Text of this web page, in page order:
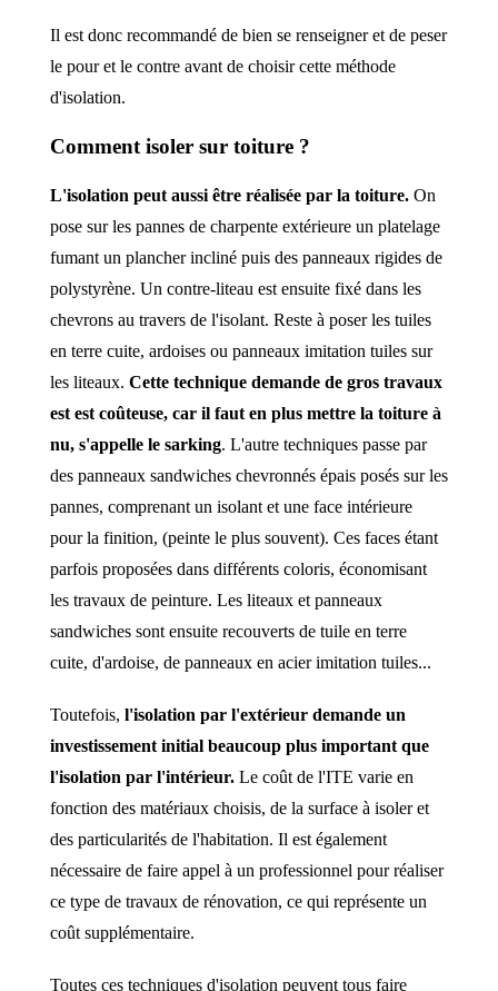
Il est donc recommandé de bien se renseigner et de peser
le pour et le contre avant de choisir cette méthode
d'isolation.
Comment isoler sur toiture ?
L'isolation peut aussi être réalisée par la toiture. On
pose sur les pannes de charpente extérieure un platelage
fumant un plancher incliné puis des panneaux rigides de
polystyrène. Un contre-liteau est ensuite fixé dans les
chevrons au travers de l'isolant. Reste à poser les tuiles
en terre cuite, ardoises ou panneaux imitation tuiles sur
les liteaux. Cette technique demande de gros travaux
est est coûteuse, car il faut en plus mettre la toiture à
nu, s'appelle le sarking. L'autre techniques passe par
des panneaux sandwiches chevronnés épais posés sur les
pannes, comprenant un isolant et une face intérieure
pour la finition, (peinte le plus souvent). Ces faces étant
parfois proposées dans différents coloris, économisant
les travaux de peinture. Les liteaux et panneaux
sandwiches sont ensuite recouverts de tuile en terre
cuite, d'ardoise, de panneaux en acier imitation tuiles...
Toutefois, l'isolation par l'extérieur demande un
investissement initial beaucoup plus important que
l'isolation par l'intérieur.Le coût de l'ITE varie en
fonction des matériaux choisis, de la surface à isoler et
des particularités de l'habitation. Il est également
nécessaire de faire appel à un professionnel pour réaliser
ce type de travaux de rénovation, ce qui représente un
coût supplémentaire.
Toutes ces techniques d'isolation peuvent tous faire